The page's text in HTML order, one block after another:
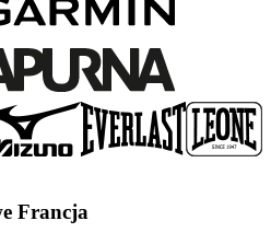
Francja